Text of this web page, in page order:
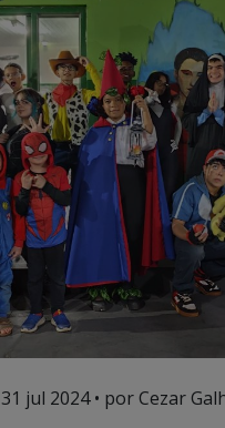
31 jul 2024• por Cezar